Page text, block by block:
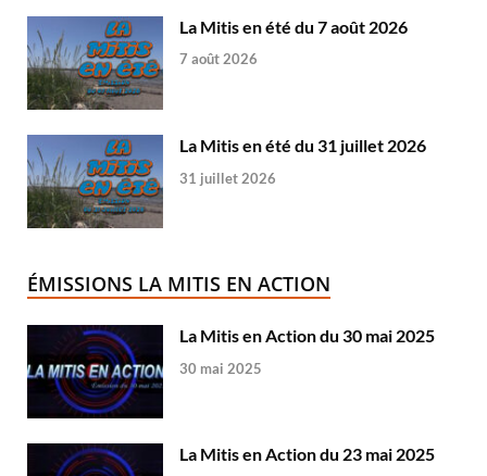
La Mitis en été du 7 août 2026
7 août 2026
La Mitis en été du 31 juillet 2026
31 juillet 2026
ÉMISSIONS LA MITIS EN ACTION
La Mitis en Action du 30 mai 2025
30 mai 2025
La Mitis en Action du 23 mai 2025